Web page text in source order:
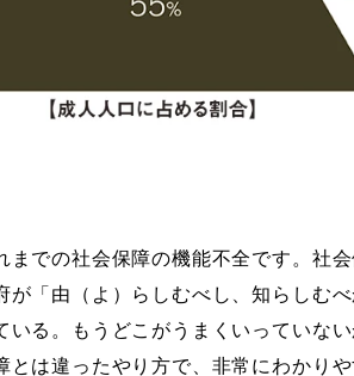
までの社会保障の機能不全です。社
が「由（よ）らしむべし、知らしむ
る。もうどこがうまくいっていな
は違ったやり方で、非常にわかり